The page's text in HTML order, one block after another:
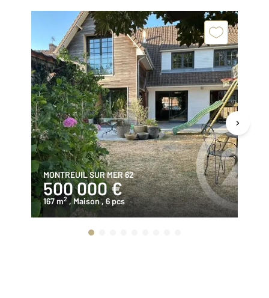
MONTREUIL SUR MER 62
500 000 €
167 m2 , Maison, 6 pcs